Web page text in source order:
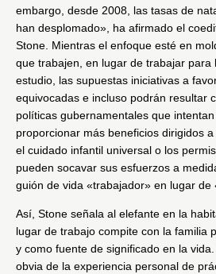
embargo, desde 2008, las tasas de
han desplomado», ha afirmado el
Stone. Mientras el enfoque esté en
que trabajen, en lugar de trabajar para
estudio, las supuestas iniciativas a
equivocadas e incluso podrán resultar
políticas gubernamentales que
proporcionar más beneficios dirigidos
el cuidado infantil universal o los
pueden socavar sus esfuerzos a
guión de vida «trabajador» en lugar de
Así, Stone señala al elefante en la
lugar de trabajo compite con la familia
y como fuente de significado en la
obvia de la experiencia personal de